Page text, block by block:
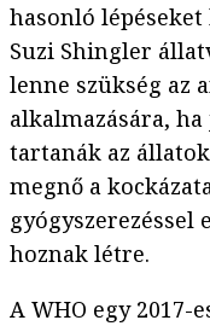
hasonló
Suzi Shingler
lenne szükség
alkalmazására,
tartanák az
megnő a
hoznak létre.
A WHO egy 2017-